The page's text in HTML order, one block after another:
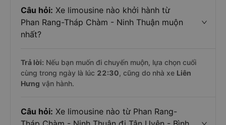
Câu hỏi: Xe limousine nào khởi hành từ
Phan Rang-Tháp Chàm - Ninh Thuận muộn
nhất?
Trả lời: Nếu bạn muốn đi chuyến muộn, lựa chọn cuối
cùng trong ngày là lúc 22:30, cũng do nhà xe Liên
Hưng vận hành.
Câu hỏi: Xe limousine nào từ Phan Rang-